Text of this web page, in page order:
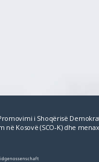
i Shoqërisë
Kosovë (SCO‐K) dhe